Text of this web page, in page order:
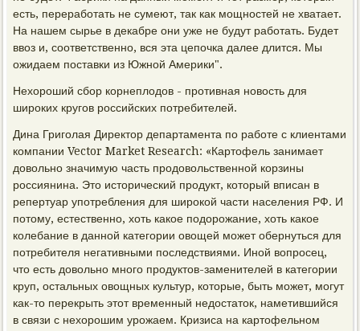
есть, переработать не сумеют, так как мощностей не хватает.
На нашем сырье в декабре они уже не будут работать. Будет
ввоз и, соответственно, вся эта цепочка далее длится. Мы
ожидаем поставки из Южной Америки".
Нехороший сбор корнеплодов - противная новость для
широких кругов российских потребителей.
Дина Григолая Директор департамента по работе с клиентами
компании Vector Market Research: «Картофель занимает
довольно значимую часть продовольственной корзины
россиянина. Это исторический продукт, который вписан в
репертуар употребления для широкой части населения РФ. И
потому, естественно, хоть какое подорожание, хоть какое
колебание в данной категории овощей может обернуться для
потребителя негативными последствиями. Иной вопросец,
что есть довольно много продуктов-заменителей в категории
круп, остальных овощных культур, которые, быть может, могут
как-то перекрыть этот временный недостаток, наметившийся
в связи с нехорошим урожаем. Кризиса на картофельном